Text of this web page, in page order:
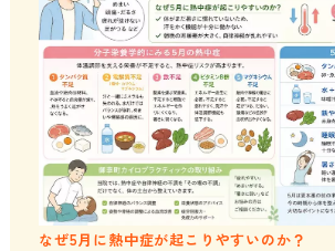
なぜ5月に熱中症が起こりやすいのか？